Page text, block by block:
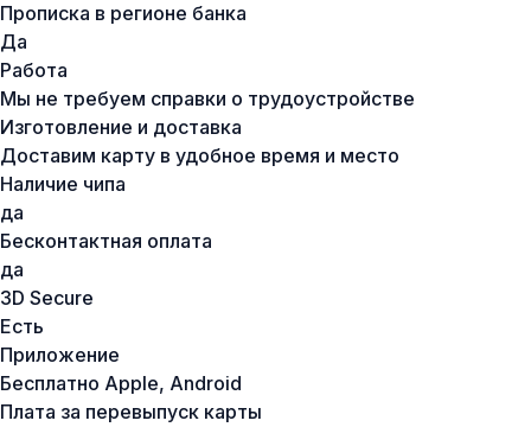
Прописка в регионе банка
Да
Работа
Мы не требуем справки о трудоустройстве
Изготовление и доставка
Доставим карту в удобное время и место
Наличие чипа
да
Бесконтактная оплата
да
3D Secure
Есть
Приложение
Бесплатно Apple, Android
Плата за перевыпуск карты